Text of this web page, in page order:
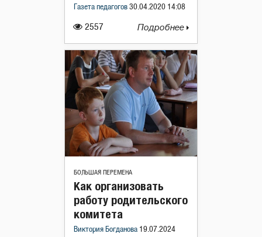
2557
Газета педагогов 30.04.2020 14:08
Подробнее
БОЛЬШАЯ ПЕРЕМЕНА
Как организовать
работу родительского
комитета
Виктория Богданова 19.07.2024